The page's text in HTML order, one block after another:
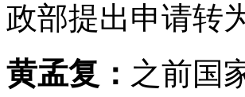
政部提出申请转
黄孟复： 之前国